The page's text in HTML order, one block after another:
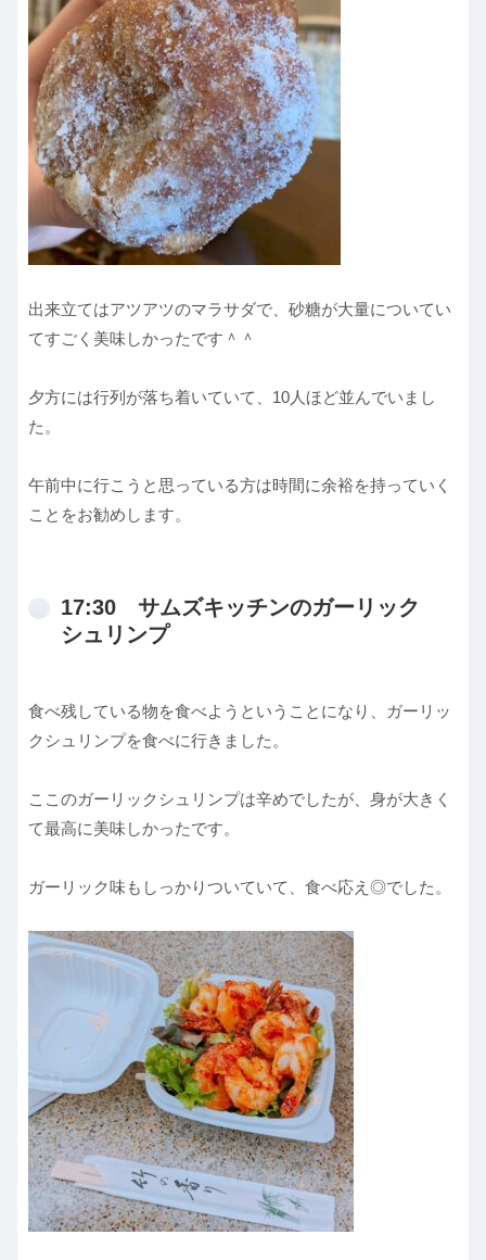
出来立てはアツアツのマラサダで、砂糖が大量についてい
てすごく美味しかったです＾＾
夕方には行列が落ち着いていて、10人ほど並んでいまし
た。
午前中に行こうと思っている方は時間に余裕を持っていく
ことをお勧めします。
17:30 サムズキッチンのガーリック
シュリンプ
食べ残している物を食べようということになり、ガーリッ
クシュリンプを食べに行きました。
ここのガーリックシュリンプは辛めでしたが、身が大きく
て最高に美味しかったです。
ガーリック味もしっかりついていて、食べ応え◎でした。